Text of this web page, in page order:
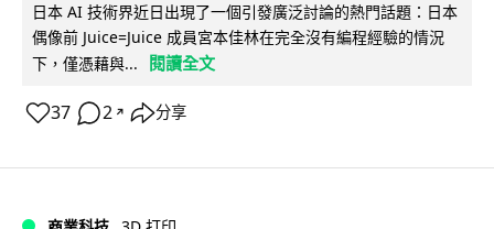
日本 AI 技術界近日出現了一個引發廣泛討論的熱門話題：日本
偶像前 Juice=Juice 成員宮本佳林在完全沒有編程經驗的情況
下，僅憑藉與...
閱讀全文
37 2 ↗ 分享